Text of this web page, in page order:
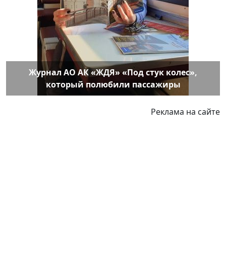
Журнал АО АК «ЖДЯ» «Под стук колес»,
который полюбили пассажиры
Реклама на сайте